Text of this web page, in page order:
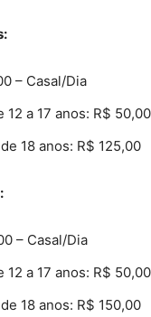
– Casal/Dia
12 a 17 anos: R$ 50,00
18 anos: R$ 125,00
– Casal/Dia
12 a 17 anos: R$ 50,00
18 anos: R$ 150,00